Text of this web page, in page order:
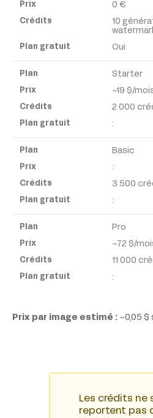
Prix
Plan
gratuit
0 €
10
Oui
Starter
~19 $/
2 000
:
Basic
:
3 500
:
Pro
~72 $/
11 000
:
Prix par image estimé : ~0,05 $
Les crédits ne
reportent pas